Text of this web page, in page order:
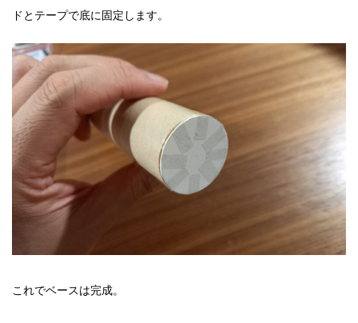
ドとテープで底に固定します。
これでベースは完成。